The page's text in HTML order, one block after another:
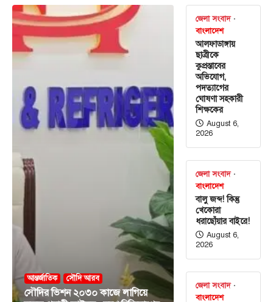
আন্তর্জাতিক সৌদি আরব
সৌদির ভিশন ২০৩০ কাজে লাগিয়ে
জেলা সংবাদ
বাংলাদেশ
আলফাডাঙ্গায়
ছাত্রীকে
কুপ্রস্তাবের
অভিযোগ,
পদত্যাগের
ঘোষণা সহকারী
শিক্ষকের
August 6,
2026
জেলা সংবাদ
বাংলাদেশ
বালু জব্দ! কিন্তু
খেকোরা
ধরাছোঁয়ার বাইরে!
August 6,
2026
জেলা সংবাদ
বাংলাদেশ